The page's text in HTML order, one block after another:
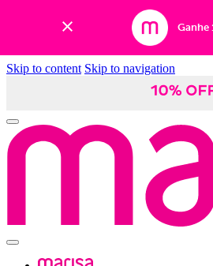
Ganhe
Skip to content Skip to navigation